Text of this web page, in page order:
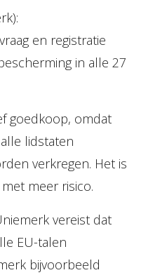
en registratie
in alle 27
goedkoop, omdat
lidstaten
verkregen. Het is
meer risico.
vereist dat
EU-talen
bijvoorbeeld